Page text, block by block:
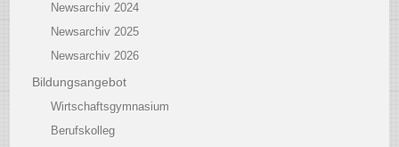
Newsarchiv 2024
Newsarchiv 2025
Newsarchiv 2026
Bildungsangebot
Wirtschaftsgymnasium
Berufskolleg